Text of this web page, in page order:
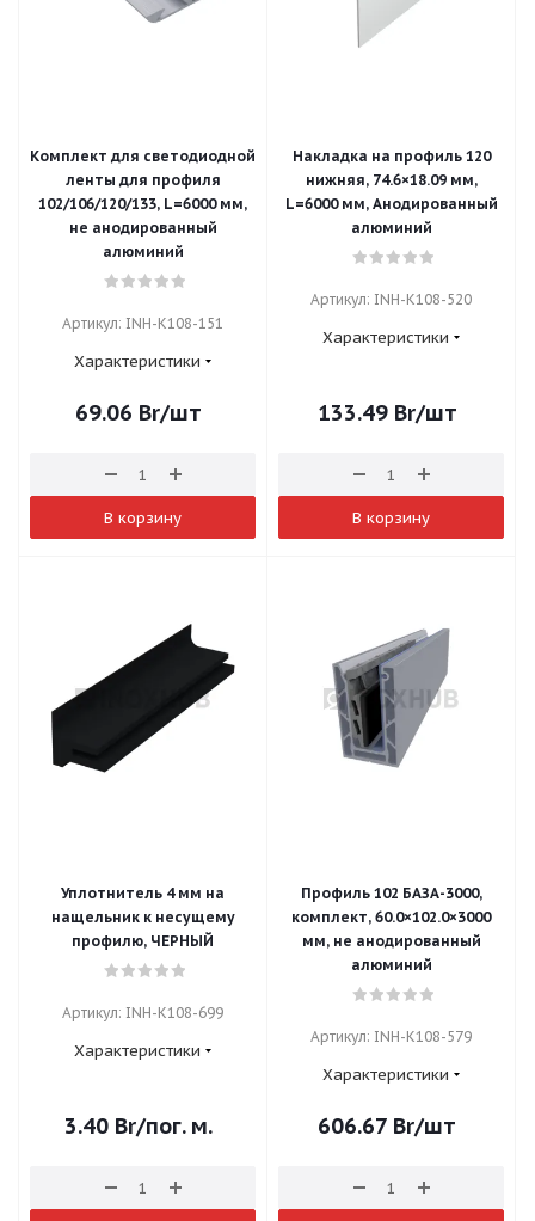
Комплект для светодиодной
ленты для профиля
102/106/120/133, L=6000 мм,
не анодированный
алюминий
Артикул: INH-K108-151
Характеристики
69.06 Br/шт
В корзину
Накладка на профиль 120
нижняя, 74.6×18.09 мм,
L=6000 мм, Анодированный
алюминий
Артикул: INH-K108-520
Характеристики
133.49Br/шт
В корзину
Уплотнитель 4 мм на
нащельник к несущему
профилю, ЧЕРНЫЙ
Артикул: INH-K108-699
Характеристики
3.40 Br/пог. м.
Профиль 102 БАЗА-3000,
комплект, 60.0×102.0×3000
мм, не анодированный
алюминий
Артикул: INH-K108-579
Характеристики
606.67 Br/шт